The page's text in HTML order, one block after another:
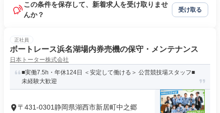
この条件を保存して、新着求人を受け取りませ
んか？
受け取る
正社員
ボートレース浜名湖場内券売機の保守・メンテナンス
日本トーター株式会社
■実働7.5h・年休124日 ＜安定して働ける＞ 公営競技場スタッフ■
未経験大歓迎
〒431-0301静岡県湖西市新居町中之郷